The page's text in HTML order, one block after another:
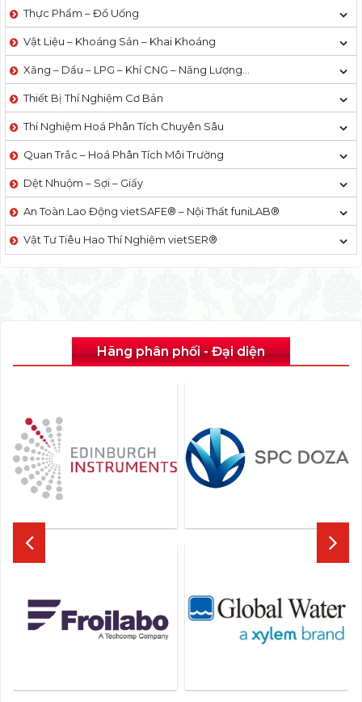
Thực Phẩm – Đồ Uống
Vật Liệu – Khoáng Sản – Khai Khoáng
Xăng – Dầu – LPG – Khí CNG – Năng Lượng…
Thiết Bị Thí Nghiệm Cơ Bản
Thí Nghiệm Hoá Phân Tích Chuyên Sâu
Quan Trắc – Hoá Phân Tích Môi Trường
Dệt Nhuộm – Sợi – Giấy
An Toàn Lao Động vietSAFE® – Nội Thất funiLAB®
Vật Tư Tiêu Hao Thí Nghiệm vietSER®
Hãng phân phối - Đại diện